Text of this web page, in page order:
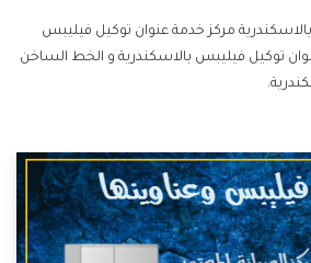
بالاسكندرية مركز خدمة عنوان توكيل فيليبس
توكيل فيليبس بالاسكندرية و الخط الساخن